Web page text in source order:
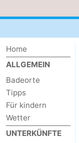
Home
ALLGEMEIN
Badeorte
Tipps
Für kindern
Wetter
UNTERKÜNFTE